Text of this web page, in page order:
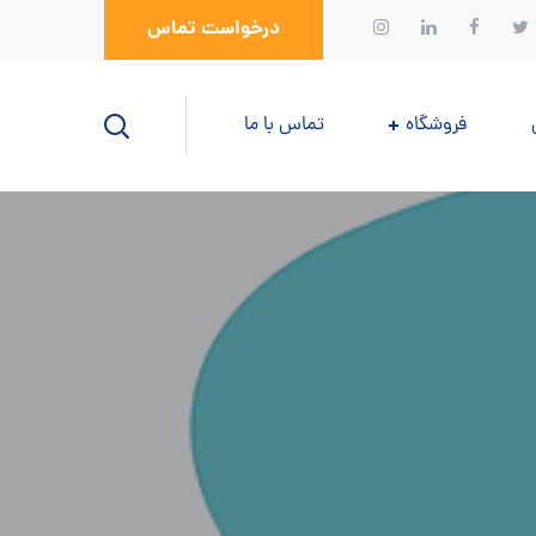
درخواست تماس
فروشگاه تماس با ما